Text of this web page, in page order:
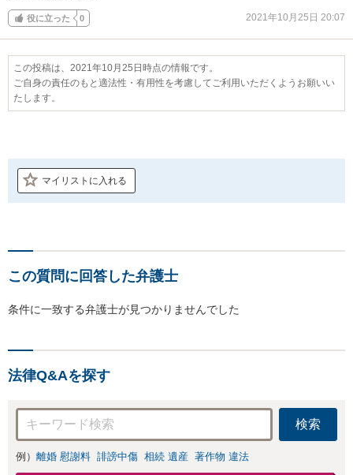
役に立った 0 2021年10月25日 20:07
この投稿は、2021年10月25日時点の情報です。
ご自身の責任のもと適法性・有用性を考慮してご利用いただくようお願いい
たします。
マイリストに入れる
この質問に回答した弁護士
条件に一致する弁護士が見つかりませんでした
法律Q&Aを探す
検索
例） 離婚 慰謝料 誹謗中傷 相続 遺産 著作物 違法